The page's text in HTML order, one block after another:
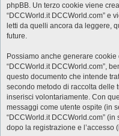
phpBB. Un terzo cookie viene
“DCCWorld.it DCCWorld.com” e
letti da quelli ancora da leggere,
future.
Possiamo anche generare
“DCCWorld.it DCCWorld.com”,
questo documento che intende
secondo metodo di raccolta delle
inserisci volontariamente. Con
messaggi come utente ospite (in
“DCCWorld.it DCCWorld.com” (in
dopo la registrazione e l’accesso